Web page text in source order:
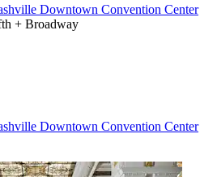
Downtown Convention Center
+ Broadway
Downtown Convention Center